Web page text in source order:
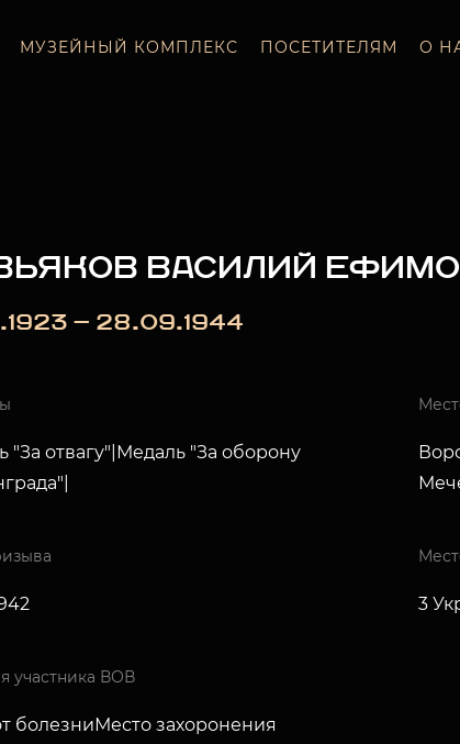
МУЗЕЙНЫЙ КОМПЛЕКС ПОСЕТИТЕЛЯМ О
ВАСИЛИЙ
— 28.09.1944
"За отвагу"|Медаль "За оборону
3
участника ВОВ
болезниМесто захоронения